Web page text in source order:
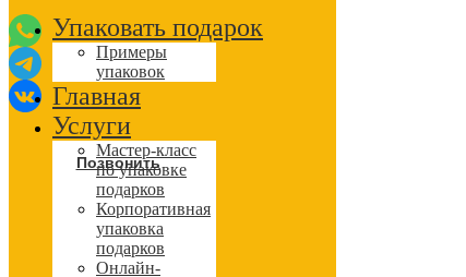
Позвонить
Упаковать подарок
Примеры
упаковок
Главная
Услуги
Мастер-класс
по упаковке
подарков
Корпоративная
упаковка
подарков
Онлайн-